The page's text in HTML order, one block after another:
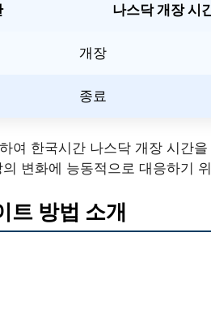
나스닥 개장 시
개장
종료
여 한국시간 나스닥 개장 시간
변화에 능동적으로 대응하기
트 방법 소개